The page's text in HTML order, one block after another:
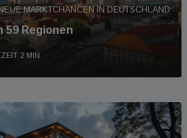
MARKTCHANCEN IN DEUTSCHLAND
59 Regionen
2 MIN